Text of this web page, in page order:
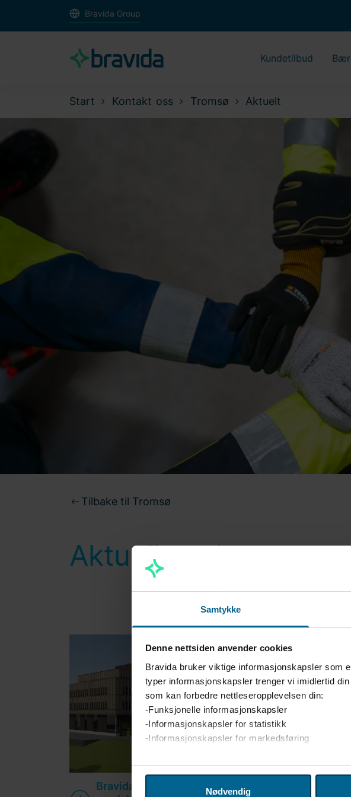
Samtykke
Denne nettsiden anvender cookies
Bravida bruker viktige informasjonskapsler som
typer informasjonskapsler trenger vi imidlertid
som kan forbedre nettleseropplevelsen din:
-Funksjonelle informasjonskapsler
-Informasjonskapsler for statistikk
-Informasjonskapsler for markedsføring
Vi bruker enhetsidentifikatorer til å tilpasse
og analyse. Partnerne våre kan kombinere
Nødvendig
Bravida Group
Kundetilbud
Start Kontakt oss Tromsø Aktuelt
Tilbake til Tromsø
Aktuelle saker
Bravida leverer alle tekniske fag på